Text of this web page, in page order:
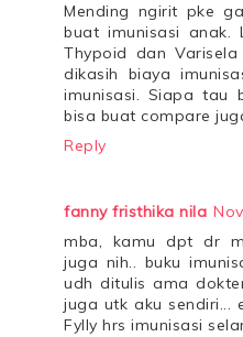
Mending ngirit pke
buat imunisasi anak.
Thypoid dan
dikasih biaya
imunisasi. Siapa tau
bisa buat compare
Reply
fanny fristhika nila
mba, kamu dpt dr
juga nih.. buku
udh ditulis ama
juga utk aku sendiri...
Fylly hrs imunisasi